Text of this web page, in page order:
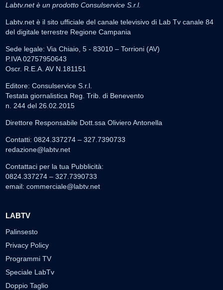
Labtv.net è un prodotto Consulservice S.r.l.
Labtv.net è il sito ufficiale del canale televisivo di Lab Tv canale 84
del digitale terrestre Regione Campania
Sede legale: Via Chiaio, 5 - 83010 – Torrioni (AV)
P.IVA 02757950643
Oscr. R.E.A. AV N.181151
Editore: Consulservice S.r.l.
Testata giornalistica Reg. Trib. di Benevento
n. 244 del 26.02.2015
Direttore Responsabile Dott.ssa Oliviero Antonella
Contatti: 0824.337274 – 327.7390733
redazione@labtv.net
Contattaci per la tua Pubblicità:
0824.337274 – 327.7390733
email: commerciale@labtv.net
LABTV
Palinsesto
Privacy Policy
Programmi TV
Speciale LabTv
Doppio Taglio